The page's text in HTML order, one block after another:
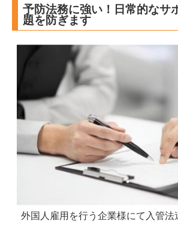
予防法務に強い！日常的なサ
題を防ぎます
外国人雇用を行う企業様にて入管